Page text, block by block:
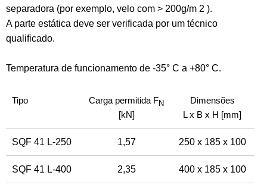
separadora (por exemplo, velo com > 200g/m 2 ).
A parte estática deve ser verificada por um técnico
qualificado.
Temperatura de funcionamento de -35° C a +80° C.
Tipo Carga permitida FN
[kN]
Dimensões
L x B x H [mm]
SQF 41 L-250 1,57 250 x 185 x 100
SQF 41 L-400 2,35 400 x 185 x 100